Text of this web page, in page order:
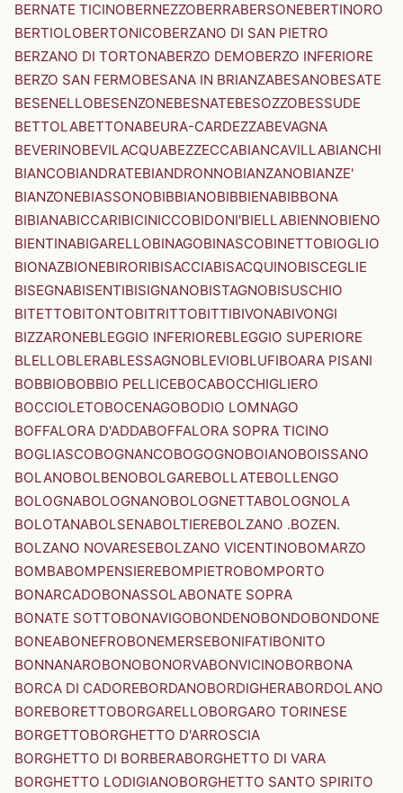
BERNATE TICINOBERNEZZOBERRABERSONEBERTINORO
BERTIOLOBERTONICOBERZANO DI SAN PIETRO
BERZANO DI TORTONABERZO DEMOBERZO INFERIORE
BERZO SAN FERMOBESANA IN BRIANZABESANOBESATE
BESENELLOBESENZONEBESNATEBESOZZOBESSUDE
BETTOLABETTONABEURA-CARDEZZABEVAGNA
BEVERINOBEVILACQUABEZZECCABIANCAVILLABIANCHI
BIANCOBIANDRATEBIANDRONNOBIANZANOBIANZE'
BIANZONEBIASSONOBIBBIANOBIBBIENABIBBONA
BIBIANABICCARIBICINICCOBIDONI'BIELLABIENNOBIENO
BIENTINABIGARELLOBINAGOBINASCOBINETTOBIOGLIO
BIONAZBIONEBIRORIBISACCIABISACQUINOBISCEGLIE
BISEGNABISENTIBISIGNANOBISTAGNOBISUSCHIO
BITETTOBITONTOBITRITTOBITTIBIVONABIVONGI
BIZZARONEBLEGGIO INFERIOREBLEGGIO SUPERIORE
BLELLOBLERABLESSAGNOBLEVIOBLUFIBOARA PISANI
BOBBIOBOBBIO PELLICEBOCABOCCHIGLIERO
BOCCIOLETOBOCENAGOBODIO LOMNAGO
BOFFALORA D'ADDABOFFALORA SOPRA TICINO
BOGLIASCOBOGNANCOBOGOGNOBOIANOBOISSANO
BOLANOBOLBENOBOLGAREBOLLATEBOLLENGO
BOLOGNABOLOGNANOBOLOGNETTABOLOGNOLA
BOLOTANABOLSENABOLTIEREBOLZANO .BOZEN.
BOLZANO NOVARESEBOLZANO VICENTINOBOMARZO
BOMBABOMPENSIEREBOMPIETROBOMPORTO
BONARCADOBONASSOLABONATE SOPRA
BONATE SOTTOBONAVIGOBONDENOBONDOBONDONE
BONEABONEFROBONEMERSEBONIFATIBONITO
BONNANAROBONOBONORVABONVICINOBORBONA
BORCA DI CADOREBORDANOBORDIGHERABORDOLANO
BOREBORETTOBORGARELLOBORGARO TORINESE
BORGETTOBORGHETTO D'ARROSCIA
BORGHETTO DI BORBERABORGHETTO DI VARA
BORGHETTO LODIGIANOBORGHETTO SANTO SPIRITO